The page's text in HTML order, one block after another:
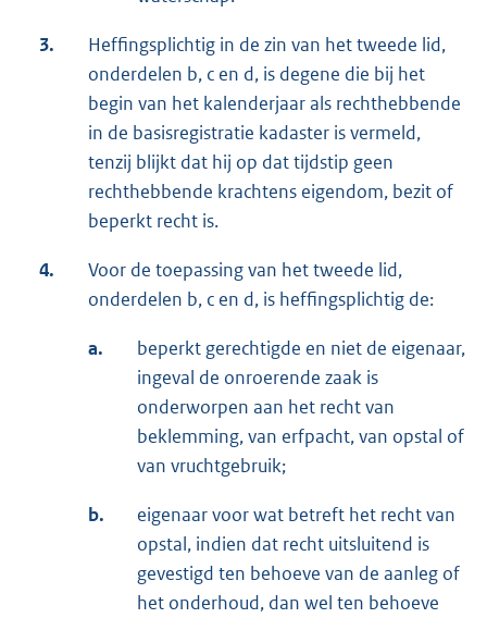
3.
Heffingsplichtig in de zin van het tweede lid,
onderdelen b, c en d, is degene die bij het
begin van het kalenderjaar als rechthebbende
in de basisregistratie kadaster is vermeld,
tenzij blijkt dat hij op dat tijdstip geen
rechthebbende krachtens eigendom, bezit of
beperkt recht is.
4.
Voor de toepassing van het tweede lid,
onderdelen b, c en d, is heffingsplichtig de:
a.
beperkt gerechtigde en niet de eigenaar,
ingeval de onroerende zaak is
onderworpen aan het recht van
beklemming, van erfpacht, van opstal of
van vruchtgebruik;
b.
eigenaar voor wat betreft het recht van
opstal, indien dat recht uitsluitend is
gevestigd ten behoeve van de aanleg of
het onderhoud, dan wel ten behoeve